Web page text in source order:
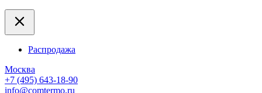
Распродажа
Москва
+7 (495) 643-18-90
info@comtermo.ru